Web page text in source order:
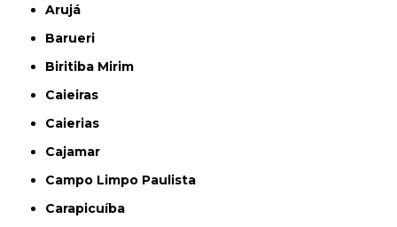
Arujá
Barueri
Biritiba Mirim
Caieiras
Caierias
Cajamar
Campo Limpo Paulista
Carapicuíba